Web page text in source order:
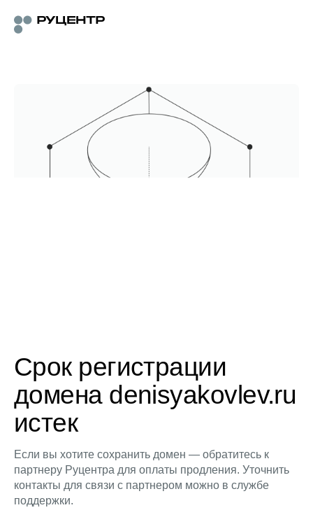
Срок регистрации
домена denisyakovlev.ru
истек
Если вы хотите сохранить домен — обратитесь к
партнеру Руцентра для оплаты продления. Уточнить
контакты для связи с партнером можно в службе
поддержки.